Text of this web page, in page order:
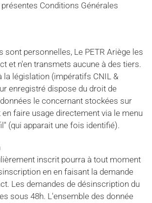
Conditions Générales
personnelles, Le PETR Ariège les
et n'en transmets aucune à des tiers.
la législation (impératifs CNIL &
enregistré dispose du droit de
le concernant stockées sur
faire usage directement via le menu
(qui apparait une fois identifié).
inscrit pourra à tout moment
en en faisant la demande
Les demandes de désinscription du
sous 48h. L'ensemble des donnée